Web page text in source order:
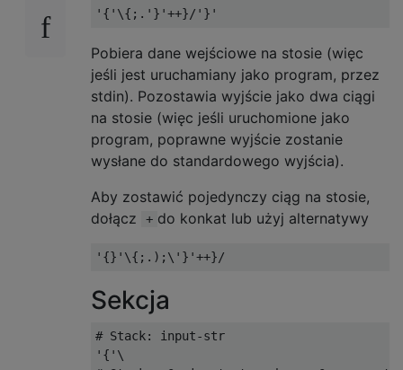
Pobiera dane wejściowe na stosie (więc
jeśli jest uruchamiany jako program, przez
stdin). Pozostawia wyjście jako dwa ciągi
na stosie (więc jeśli uruchomione jako
program, poprawne wyjście zostanie
wysłane do standardowego wyjścia).
Aby zostawić pojedynczy ciąg na stosie,
dołącz
+ do konkat lub użyj alternatywy
Sekcja
# Stack: input-str
'{'\